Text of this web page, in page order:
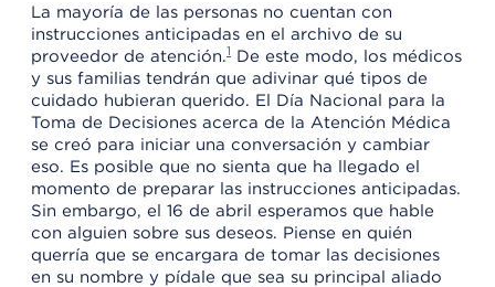
La mayoría de las personas no cuentan con
instrucciones anticipadas en el archivo de su
proveedor de atención.1 De este modo, los médicos
y sus familias tendrán que adivinar qué tipos de
cuidado hubieran querido. El Día Nacional para la
Toma de Decisiones acerca de la Atención Médica
se creó para iniciar una conversación y cambiar
eso. Es posible que no sienta que ha llegado el
momento de preparar las instrucciones anticipadas.
Sin embargo, el 16 de abril esperamos que hable
con alguien sobre sus deseos. Piense en quién
querría que se encargara de tomar las decisiones
en su nombre y pídale que sea su principal aliado